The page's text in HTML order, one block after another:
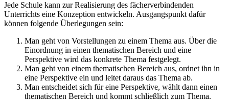
Jede Schule kann zur Realisierung des fächerverbindenden
Unterrichts eine Konzeption entwickeln. Ausgangspunkt dafür
können folgende Überlegungen sein:
Man geht von Vorstellungen zu einem Thema aus. Über die
Einordnung in einen thematischen Bereich und eine
Perspektive wird das konkrete Thema festgelegt.
Man geht von einem thematischen Bereich aus, ordnet ihn in
eine Perspektive ein und leitet daraus das Thema ab.
Man entscheidet sich für eine Perspektive, wählt dann einen
thematischen Bereich und kommt schließlich zum Thema.